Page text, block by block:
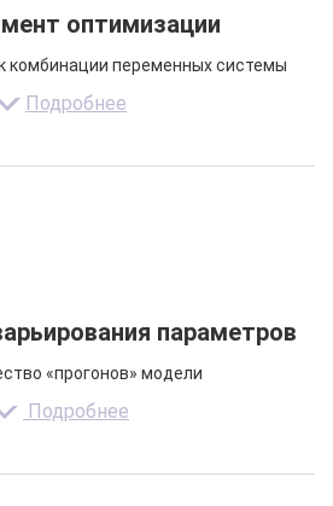
оптимизации
комбинации переменных системы
Подробнее
параметров
«прогонов» модели
Подробнее